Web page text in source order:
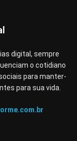
digital, sempre
o cotidiano
para manter-
para sua vida.